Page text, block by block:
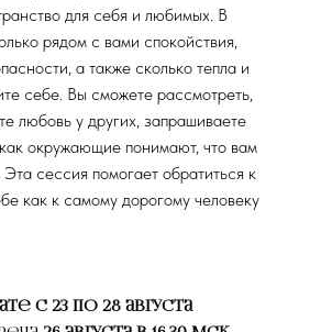
для себя и любимых. В
рядом с вами спокойствия,
а также сколько тепла и
себе. Вы сможете рассмотреть,
любовь у других, запрашиваете
окружающие понимают, что вам
сессия помогает обратиться к
как к самому дорогому человеку
с 23 по 28 августа